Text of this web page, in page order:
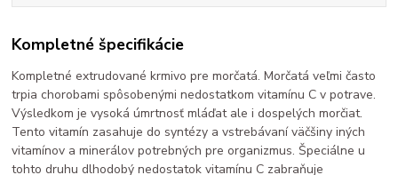
Kompletné špecifikácie
Kompletné extrudované krmivo pre morčatá. Morčatá veľmi často
trpia chorobami spôsobenými nedostatkom vitamínu C v potrave.
Výsledkom je vysoká úmrtnosť mláďat ale i dospelých morčiat.
Tento vitamín zasahuje do syntézy a vstrebávaní väčšiny iných
vitamínov a minerálov potrebných pre organizmus. Špeciálne u
tohto druhu dlhodobý nedostatok vitamínu C zabraňuje